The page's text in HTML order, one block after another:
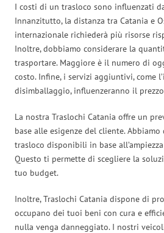
I costi di un trasloco sono influenzati
Innanzitutto, la distanza tra Catania e
internazionale richiederà più risorse
Inoltre, dobbiamo considerare la
trasportare. Maggiore è il numero di
costo. Infine, i servizi aggiuntivi, come
disimballaggio, influenzeranno il
La nostra Traslochi Catania offre un
base alle esigenze del cliente.
trasloco disponibili in base
Questo ti permette di scegliere la
tuo budget.
Inoltre, Traslochi Catania dispone di
occupano dei tuoi beni con cura e
nulla venga danneggiato. I nostri